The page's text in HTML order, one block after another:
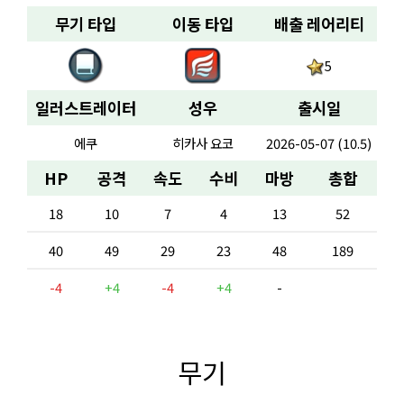
무기 타입 이동 타입 배출 레어리티
5
일러스트레이터 성우 출시일
에쿠 히카사 요코 2026-05-07 (10.5)
HP 공격 속도 수비 마방 총합
18 10 7 4 13
52
40
49 29 23 48
189
-4
+4 -4 +4 -
무기